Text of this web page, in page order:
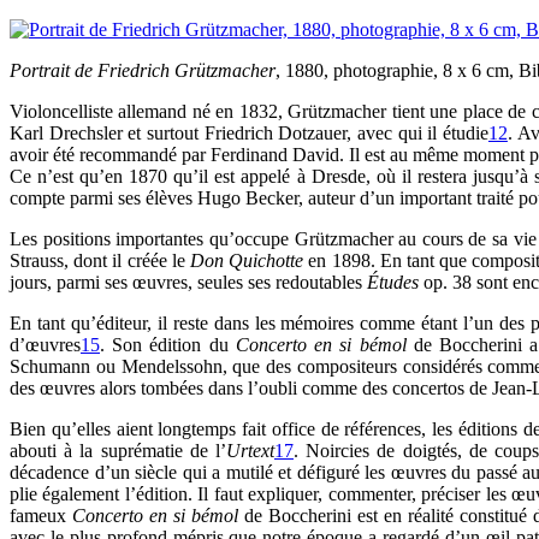
Portrait de Friedrich Grützmacher, 1880, photographie, 8 x 6 cm,
Violoncelliste allemand né en 1832, Grützmacher tient une place
Karl Drechsler et surtout Friedrich Dotzauer, avec qui il étudie12.
avoir été recommandé par Ferdinand David. Il est au même
Ce n’est qu’en 1870 qu’il est appelé à Dresde, où il restera
compte parmi ses élèves Hugo Becker, auteur d’un important traité
Les positions importantes qu’occupe Grützmacher au cours de sa
Strauss, dont il créée le Don Quichotte en 1898. En tant que
jours, parmi ses œuvres, seules ses redoutables Études op. 38 sont
En tant qu’éditeur, il reste dans les mémoires comme étant l’un des
d’œuvres15. Son édition du Concerto en si bémolde Boccherini a
Schumann ou Mendelssohn, que des compositeurs considérés
des œuvres alors tombées dans l’oubli comme des concertos de
Bien qu’elles aient longtemps fait office de références, les éditions
abouti à la suprématie de l’Urtext17. Noircies de doigtés, de
décadence d’un siècle qui a mutilé et défiguré les œuvres du passé
plie également l’édition. Il faut expliquer, commenter, préciser les
fameux Concerto en si bémol de Boccherini est en réalité constitué